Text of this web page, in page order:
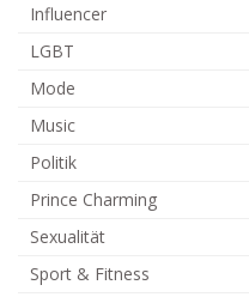
Influencer
LGBT
Mode
Music
Politik
Prince Charming
Sexualität
Sport & Fitness